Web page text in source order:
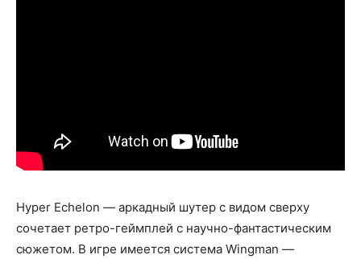
Hyper Echelon — аркадный шутер с видом сверху
сочетает ретро-геймплей с научно-фантастическим
сюжетом. В игре имеется система Wingman —